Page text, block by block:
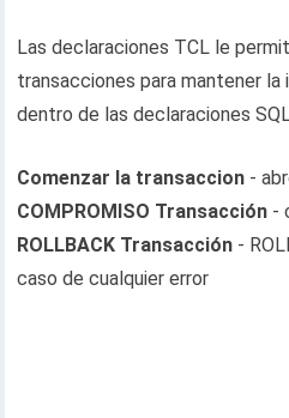
Las declaraciones TCL le
transacciones para mantener
dentro de las declaraciones
Comenzar la transaccion -
COMPROMISO Transacción -
ROLLBACK Transacción -
caso de cualquier error